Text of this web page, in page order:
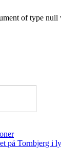
of type null
på Tornbjerg i